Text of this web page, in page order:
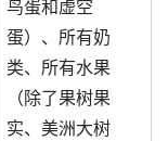
鸟蛋和虚空
蛋）、所有奶
类、所有水果
（除了果树果
实、美洲大树